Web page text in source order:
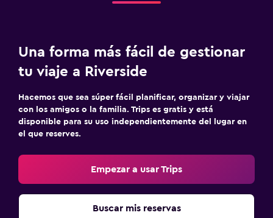
Una forma más fácil de gestionar
tu viaje a Riverside
Hacemos que sea súper fácil planificar, organizar y viajar
con los amigos o la familia. Trips es gratis y está
disponible para su uso independientemente del lugar en
el que reserves.
Empezar a usar Trips
Buscar mis reservas